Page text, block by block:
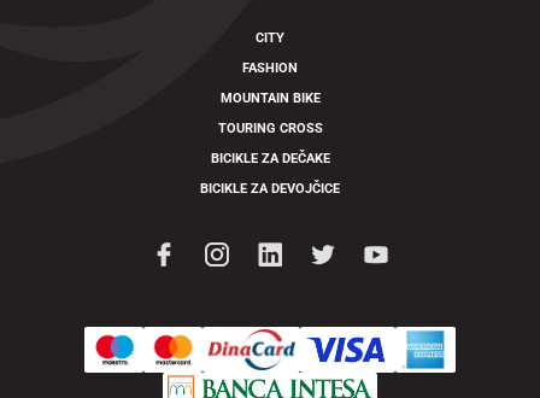
CITY
FASHION
MOUNTAIN BIKE
TOURING CROSS
BICIKLE ZA DEČAKE
BICIKLE ZA DEVOJČICE